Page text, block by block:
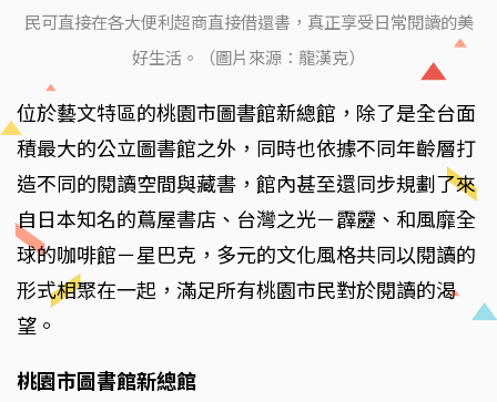
民可直接在各大便利超商直接借還書，真正享受日常閱讀的美
好生活。（圖片來源：龍漢克）
位於藝文特區的桃園市圖書館新總館，除了是全台面
積最大的公立圖書館之外，同時也依據不同年齡層打
造不同的閱讀空間與藏書，館內甚至還同步規劃了來
自日本知名的蔦屋書店、台灣之光－霹靂、和風靡全
球的咖啡館－星巴克，多元的文化風格共同以閱讀的
形式相聚在一起，滿足所有桃園市民對於閱讀的渴
望。
桃園市圖書館新總館